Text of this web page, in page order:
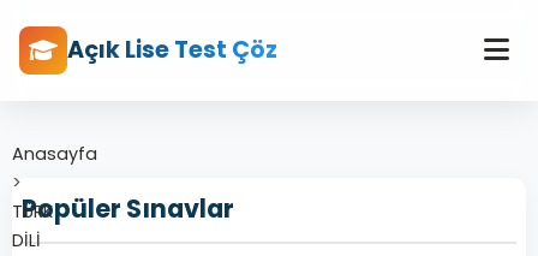
Açık Lise Test Çöz
Anasayfa
>
TÜRK
DİLİ
Popüler Sınavlar